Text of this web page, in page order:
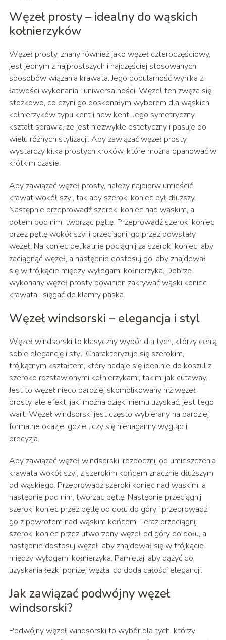
Węzeł prosty – idealny do wąskich
kołnierzyków
Węzeł prosty, znany również jako węzeł czteroczęściowy,
jest jednym z najprostszych i najczęściej stosowanych
sposobów wiązania krawata. Jego popularność wynika z
łatwości wykonania i uniwersalności. Węzeł ten zwęża się
stożkowo, co czyni go doskonałym wyborem dla wąskich
kołnierzyków typu kent i new kent. Jego symetryczny
kształt sprawia, że jest niezwykle estetyczny i pasuje do
wielu różnych stylizacji. Aby zawiązać węzeł prosty,
wystarczy kilka prostych kroków, które można opanować w
krótkim czasie.
Aby zawiązać węzeł prosty, należy najpierw umieścić
krawat wokół szyi, tak aby szeroki koniec był dłuższy.
Następnie przeprowadź szeroki koniec nad wąskim, a
potem pod nim, tworząc pętlę. Przeprowadź szeroki koniec
przez pętlę wokół szyi i przeciągnij go przez powstały
węzeł. Na koniec delikatnie pociągnij za szeroki koniec, aby
zaciągnąć węzeł, a następnie dostosuj go, aby znajdował
się w trójkącie między wyłogami kołnierzyka. Dobrze
wykonany węzeł prosty powinien zakrywać wąski koniec
krawata i sięgać do klamry paska.
Węzeł windsorski – elegancja i styl
Węzeł windsorski to klasyczny wybór dla tych, którzy cenią
sobie elegancję i styl. Charakteryzuje się szerokim,
trójkątnym kształtem, który nadaje się idealnie do koszul z
szeroko rozstawionymi kołnierzykami, takimi jak cutaway.
Jest to węzeł nieco bardziej skomplikowany niż węzeł
prosty, ale efekt, jaki można dzięki niemu uzyskać, jest tego
wart. Węzeł windsorski jest często wybierany na bardziej
formalne okazje, gdzie liczy się nienaganny wygląd i
precyzja.
Aby zawiązać węzeł windsorski, rozpocznij od umieszczenia
krawata wokół szyi, z szerokim końcem znacznie dłuższym
od wąskiego. Przeprowadź szeroki koniec nad wąskim, a
następnie pod nim, tworząc pętlę. Następnie przeciągnij
szeroki koniec przez pętlę od dołu do góry i przeprowadź
go z powrotem nad wąskim końcem. Teraz przeciągnij
szeroki koniec przez utworzony węzeł od góry do dołu, a
następnie dostosuj węzeł, aby znajdował się w trójkącie
między wyłogami kołnierzyka. Pamiętaj, aby dążyć do
uzyskania łezki poniżej węzła, co doda całości elegancji.
Jak zawiązać podwójny węzeł
windsorski?
Podwójny węzeł windsorski to wybór dla tych, którzy